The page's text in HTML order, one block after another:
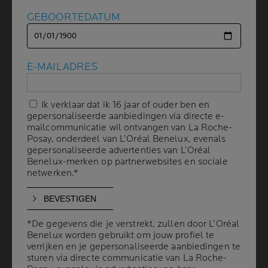
Volgend scherm
INHOUD Volume
50 ml
AANBEVOLEN
DOOR DERMATOLOGEN
Herstel het volume van de huid en
verminder tekenen van huidveroudering met 3
vormen van hyaluronzuur, vitamine B5 en
ectoïne om de huid voller te maken
GEBOORTEDATUM
E-MAILADRES
Ik verklaar dat ik 16 jaar of ouder ben en
gepersonaliseerde aanbiedingen via directe e-
mailcommunicatie wil ontvangen van La Roche-
Posay, onderdeel van L’Oréal Benelux, evenals
gepersonaliseerde advertenties van L’Oréal
Benelux-merken op partnerwebsites en sociale
netwerken.*
*De gegevens die je verstrekt, zullen door L’Oréal
Benelux worden gebruikt om jouw profiel te
verrijken en je gepersonaliseerde aanbiedingen te
sturen via directe communicatie van La Roche-
GEBOORTEDATUM
E-MAILADRES
Ik verklaar dat ik 16 jaar of ouder ben en
gepersonaliseerde aanbiedingen via directe e-
mailcommunicatie wil ontvangen van La Roche-
Posay, onderdeel van L’Oréal Benelux, evenals
gepersonaliseerde advertenties van L’Oréal
Benelux-merken op partnerwebsites en sociale
netwerken.*
*De gegevens die je verstrekt, zullen door L’Oréal
Benelux worden gebruikt om jouw profiel te
verrijken en je gepersonaliseerde aanbiedingen te
sturen via directe communicatie van La Roche-